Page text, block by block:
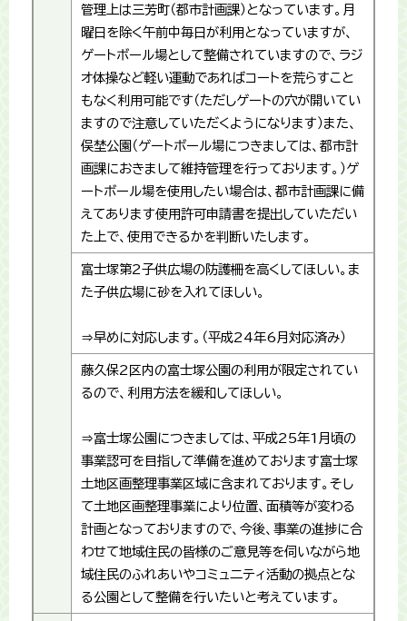
管理上は三芳町（都市計画課）となっています。月
曜日を除く午前中毎日が利用となっていますが、
ゲートボール場として整備されていますので、ラジ
オ体操など軽い運動であればコートを荒らすこと
もなく利用可能です（ただしゲートの穴が開いてい
ますので注意していただくようになります）また、
俣埜公園（ゲートボール場につきましては、都市計
画課におきまして維持管理を行っております。）ゲ
ートボール場を使用したい場合は、都市計画課に備
えてあります使用許可申請書を提出していただい
た上で、使用できるかを判断いたします。
富士塚第2子供広場の防護柵を高くしてほしい。ま
た子供広場に砂を入れてほしい。
⇒早めに対応します。（平成24年6月対応済み）
藤久保2区内の富士塚公園の利用が限定されてい
るので、利用方法を緩和してほしい。
⇒富士塚公園につきましては、平成25年1月頃の
事業認可を目指して準備を進めております富士塚
土地区画整理事業区域に含まれております。そし
て土地区画整理事業により位置、面積等が変わる
計画となっておりますので、今後、事業の進捗に合
わせて地域住民の皆様のご意見等を伺いながら地
域住民のふれあいやコミュ二ティ活動の拠点とな
る公園として整備を行いたいと考えています。